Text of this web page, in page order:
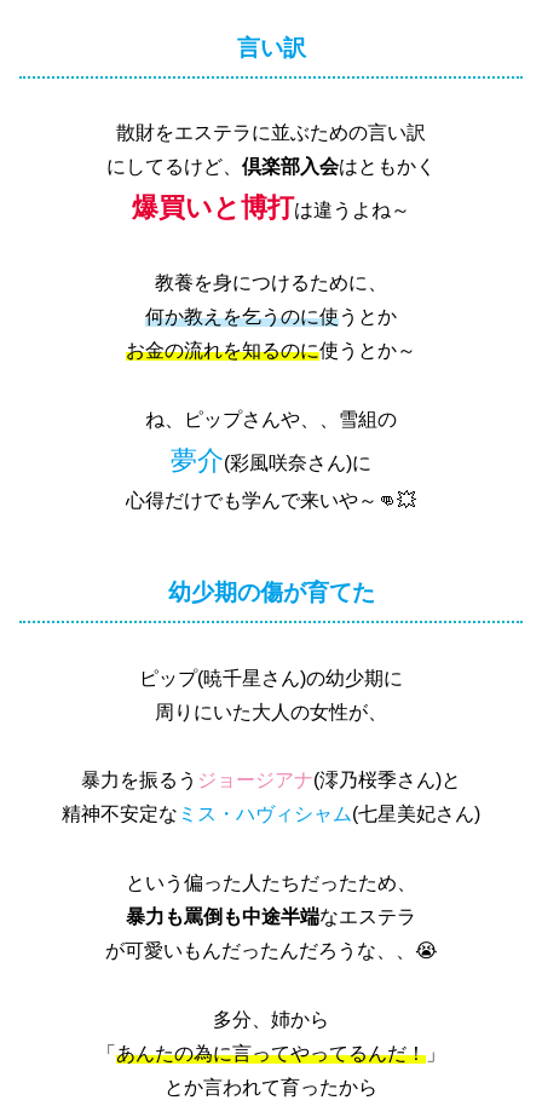
言い訳
散財をエステラに並ぶための言い訳
にしてるけど、 倶楽部入会はともかく
爆買いと博打は違うよね～
教養を身につけるために、
何か教えを乞うのに使うとか
お金の流れを知るのに使うとか～
ね、ピップさんや、、雪組の
夢介(彩風咲奈さん)に
心得だけでも学んで来いや～👊💥
幼少期の傷が育てた
ピップ(暁千星さん)の幼少期に
周りにいた大人の女性が、
暴力を振るう ジョージアナ(澪乃桜季さん)と
精神不安定な ミス・ハヴィシャム(七星美妃さん)
という偏った人たちだったため、
暴力も罵倒も中途半端なエステラ
が可愛いもんだったんだろうな、、😭
多分、姉から
「 あんたの為に言ってやってるんだ！ 」
とか言われて育ったから